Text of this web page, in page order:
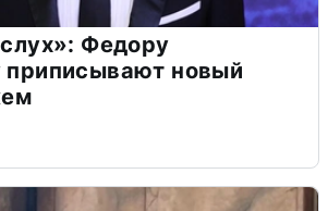
Федору
приписывают новый